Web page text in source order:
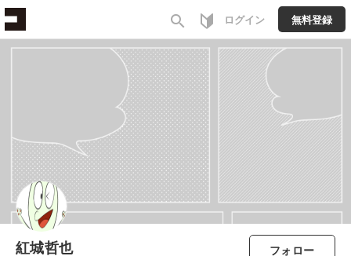
search ログイン 無料登録
紅城哲也 フォロー